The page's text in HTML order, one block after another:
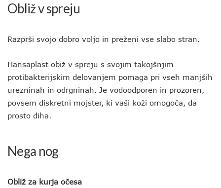
Obliž v spreju
Razprši svojo dobro voljo in preženi vse slabo stran.
Hansaplast obiž v spreju s svojim takojšnjim
protibakterijskim delovanjem pomaga pri vseh manjših
urezninah in odrgninah. Je vodoodporen in prozoren,
povsem diskretni mojster, ki vaši koži omogoča, da
prosto diha.
Nega nog
Obliž za kurja očesa